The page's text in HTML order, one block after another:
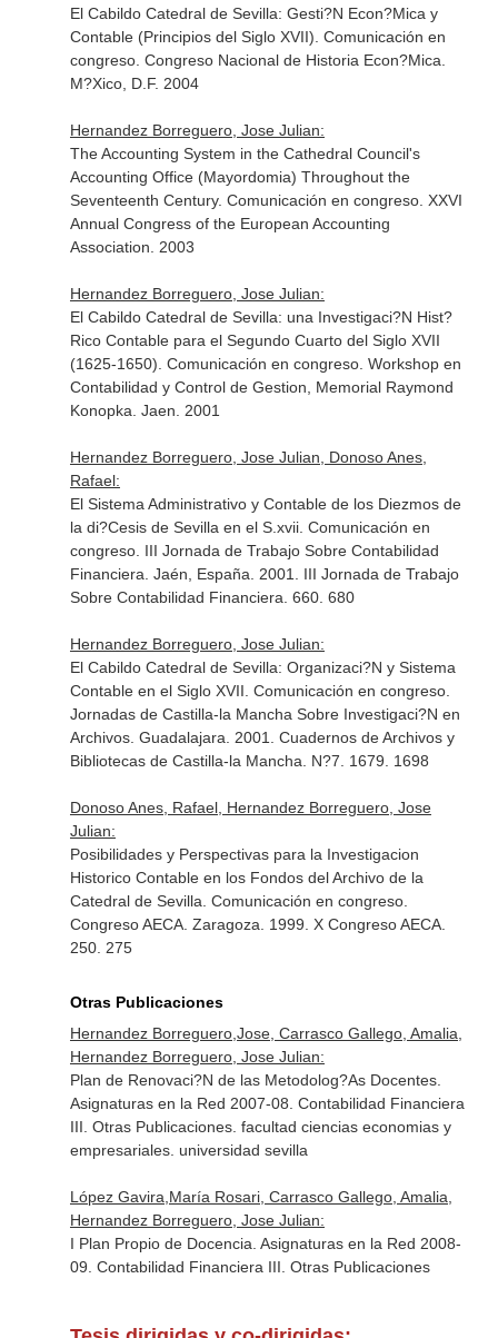
El Cabildo Catedral de Sevilla: Gesti?N Econ?Mica y
Contable (Principios del Siglo XVII). Comunicación en
congreso. Congreso Nacional de Historia Econ?Mica.
M?Xico, D.F. 2004
Hernandez Borreguero, Jose Julian:
The Accounting System in the Cathedral Council's
Accounting Office (Mayordomia) Throughout the
Seventeenth Century. Comunicación en congreso. XXVI
Annual Congress of the European Accounting
Association. 2003
Hernandez Borreguero, Jose Julian:
El Cabildo Catedral de Sevilla: una Investigaci?N Hist?
Rico Contable para el Segundo Cuarto del Siglo XVII
(1625-1650). Comunicación en congreso. Workshop en
Contabilidad y Control de Gestion, Memorial Raymond
Konopka. Jaen. 2001
Hernandez Borreguero, Jose Julian, Donoso Anes,
Rafael:
El Sistema Administrativo y Contable de los Diezmos de
la di?Cesis de Sevilla en el S.xvii. Comunicación en
congreso. III Jornada de Trabajo Sobre Contabilidad
Financiera. Jaén, España. 2001. III Jornada de Trabajo
Sobre Contabilidad Financiera. 660. 680
Hernandez Borreguero, Jose Julian:
El Cabildo Catedral de Sevilla: Organizaci?N y Sistema
Contable en el Siglo XVII. Comunicación en congreso.
Jornadas de Castilla-la Mancha Sobre Investigaci?N en
Archivos. Guadalajara. 2001. Cuadernos de Archivos y
Bibliotecas de Castilla-la Mancha. N?7. 1679. 1698
Donoso Anes, Rafael, Hernandez Borreguero, Jose
Julian:
Posibilidades y Perspectivas para la Investigacion
Historico Contable en los Fondos del Archivo de la
Catedral de Sevilla. Comunicación en congreso.
Congreso AECA. Zaragoza. 1999. X Congreso AECA.
250. 275
Otras Publicaciones
Hernandez Borreguero,Jose, Carrasco Gallego, Amalia,
Hernandez Borreguero, Jose Julian:
Plan de Renovaci?N de las Metodolog?As Docentes.
Asignaturas en la Red 2007-08. Contabilidad Financiera
III. Otras Publicaciones. facultad ciencias economias y
empresariales. universidad sevilla
López Gavira,María Rosari, Carrasco Gallego, Amalia,
Hernandez Borreguero, Jose Julian:
I Plan Propio de Docencia. Asignaturas en la Red 2008-
09. Contabilidad Financiera III. Otras Publicaciones